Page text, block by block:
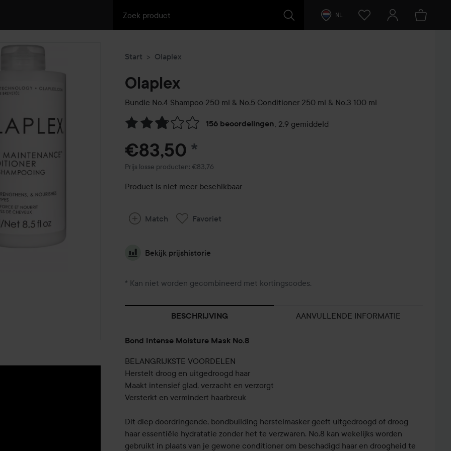
NL
Start Olaplex
Olaplex
Bundle No.4 Shampoo 250 ml & No.5 Conditioner 250 ml & No.3 100 ml
156 beoordelingen, 2.9 gemiddeld
Ga naar Reviews & reacties
€83,50 *
Prijs losse producten: €83,76
Product is niet meer beschikbaar
Match Favoriet
Bekijk prijshistorie
* Kan niet worden gecombineerd met kortingscodes.
BESCHRIJVING AANVULLENDE INFORMATIE
Bond Intense Moisture Mask No.8
BELANGRIJKSTE VOORDELEN
Herstelt droog en uitgedroogd haar
Maakt intensief glad, verzacht en verzorgt
Versterkt en vermindert haarbreuk
Dit diep doordringende, bondbuilding herstelmasker geeft uitgedroogd of droog
haar essentiële hydratatie zonder het te verzwaren. No.8 kan wekelijks worden
gebruikt in plaats van je gewone conditioner om beschadigd haar en droogheid te